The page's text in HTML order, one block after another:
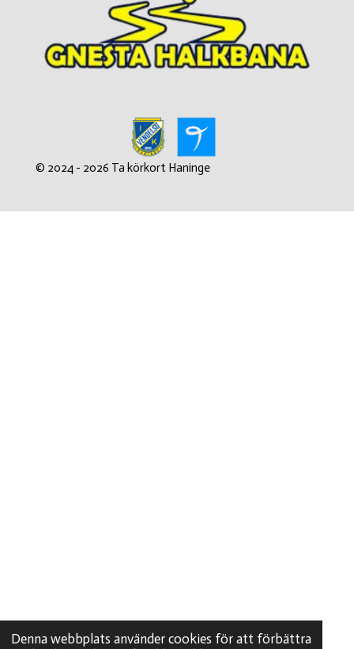
Denna webbplats använder cookies för att förbättra
© 2024 - 2026 Ta körkort Haninge